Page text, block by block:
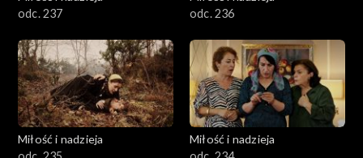
odc. 237
odc. 236
Miłość i nadzieja
Miłość i nadzieja